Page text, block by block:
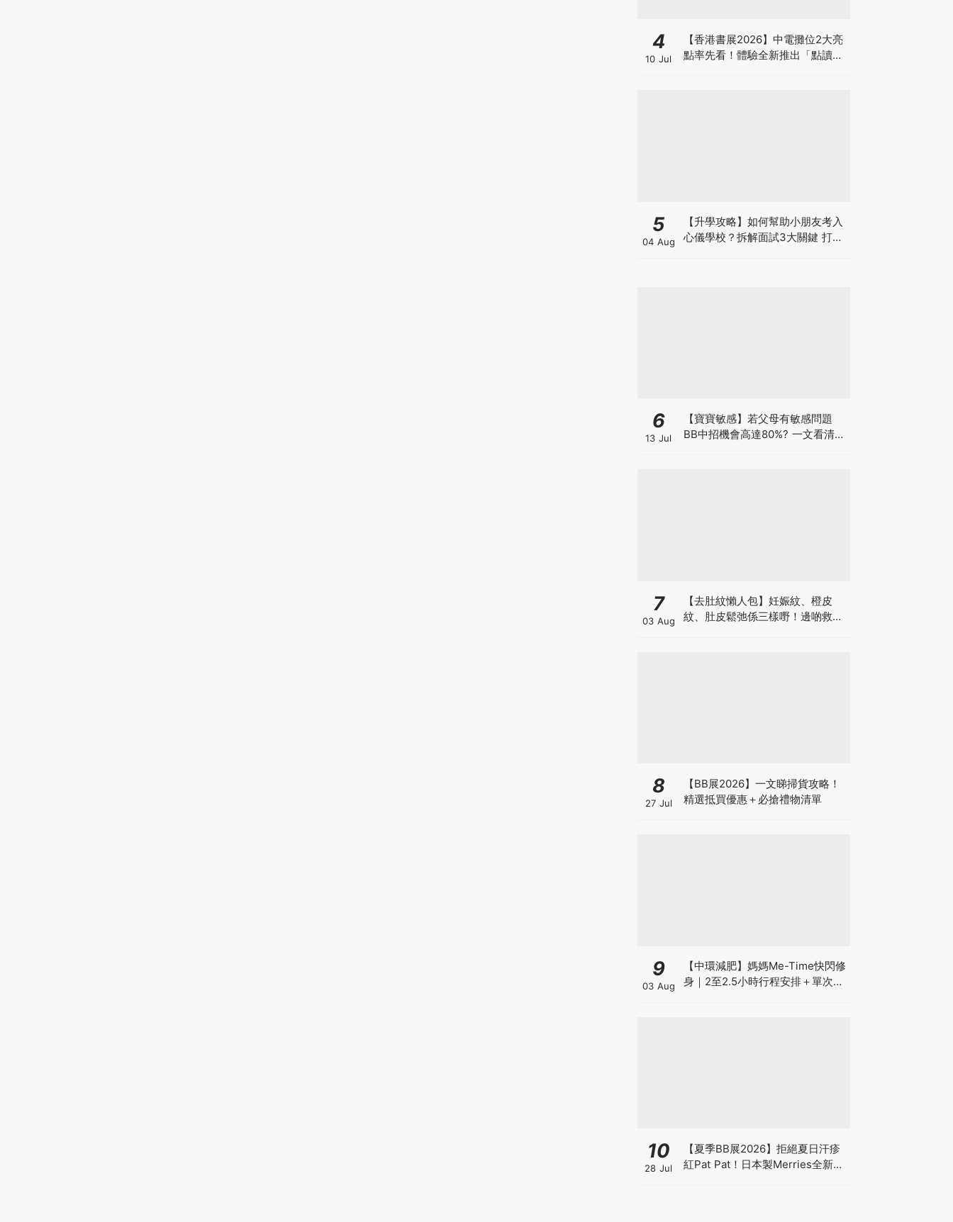
4
10 Jul
【香港書展2026】中電攤位2大亮
點率先看！體驗全新推出「點讀故
5
04 Aug
【升學攻略】如何幫助小朋友考入
心儀學校？拆解面試3大關鍵 打好
6
13 Jul
【寶寶敏感】若父母有敏感問題
BB中招機會高達80%? 一文看清預
7
03 Aug
【去肚紋懶人包】妊娠紋、橙皮
紋、肚皮鬆弛係三樣嘢！邊啲救得
8
27 Jul
【BB展2026】一文睇掃貨攻略！
精選抵買優惠＋必搶禮物清單
9
03 Aug
【中環減肥】媽媽Me-Time快閃修
身｜2至2.5小時行程安排＋單次收
10
28 Jul
【夏季BB展2026】拒絕夏日汗疹
紅Pat Pat！日本製Merries全新超